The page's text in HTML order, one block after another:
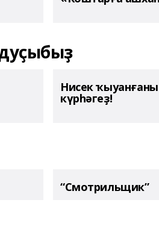
Нисек
күрһәгеҙ!
“Смотрильщик”